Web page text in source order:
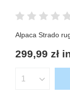
Alpaca Strado
299,99 zł